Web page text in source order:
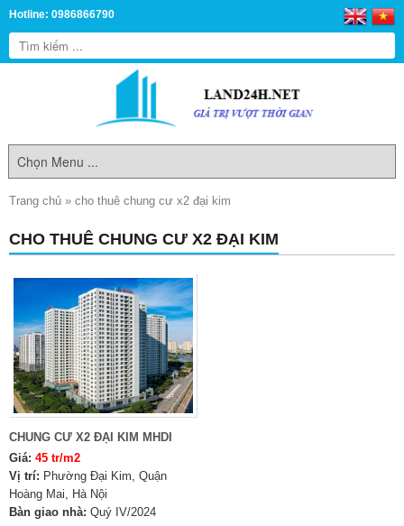
Hotline: 0986866790
Trang chủ » cho thuê chung cư x2 đại kim
CHO THUÊ CHUNG CƯ X2 ĐẠI KIM
CHUNG CƯ X2 ĐẠI KIM MHDI
Giá: 45 tr/m2
Vị trí: Phường Đại Kim, Quận
Hoàng Mai, Hà Nội
Bàn giao nhà: Quý IV/2024